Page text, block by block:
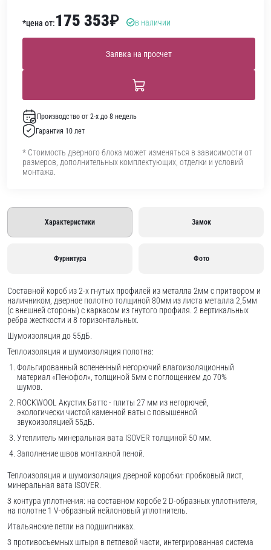
*цена от:175 353₽ в наличии
Заявка на просчет
Производство от 2-х до 8 недель
Гарантия 10 лет
* Стоимость дверного блока может изменяться в зависимости от
размеров, дополнительных комплектующих, отделки и условий
монтажа.
Характеристики Замок
Фурнитура Фото
Составной короб из 2-х гнутых профилей из металла 2мм с притвором и
наличником, дверное полотно толщиной 80мм из листа металла 2,5мм
(с внешней стороны) c каркасом из гнутого профиля. 2 вертикальных
ребра жесткости и 8 горизонтальных.
Шумоизоляция до 55дБ.
Теплоизоляция и шумоизоляция полотна:
Фольгированный вспененный негорючий влагоизоляционный
материал «Пенофол», толщиной 5мм с поглощением до 70%
шумов.
ROCKWOOL Акустик Баттс - плиты 27 мм из негорючей,
экологически чистой каменной ваты с повышенной
звукоизоляцией 55дБ.
Утеплитель минеральная вата ISOVER толщиной 50 мм.
Заполнение швов монтажной пеной.
Теплоизоляция и шумоизоляция дверной коробки: пробковый лист,
минеральная вата ISOVER.
3 контура уплотнения: на составном коробе 2 D-образных уплотнителя,
на полотне 1 V-образный нейлоновый уплотнитель.
Итальянские петли на подшипниках.
3 противосъемных штыря в петлевой части, интегрированная система